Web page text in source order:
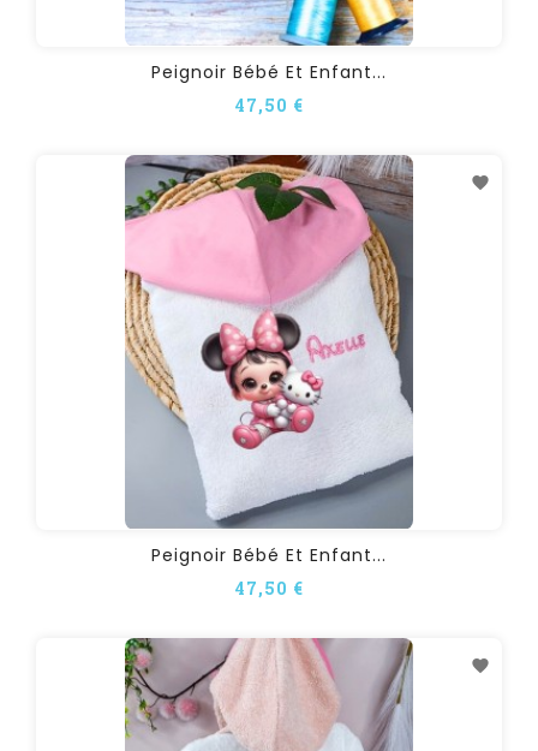
Peignoir Bébé Et Enfant...
47,50 €
Peignoir Bébé Et Enfant...
47,50 €